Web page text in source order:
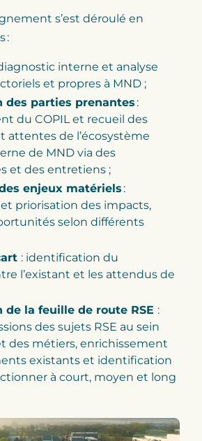
s’est déroulé en
:
interne et analyse
et propres à MND ;
des parties prenantes :
du COPIL et recueil des
attentes de l’écosystème
de MND via des
et des entretiens ;
enjeux matériels :
priorisation des impacts,
selon différents
: identification du
l’existant et les attendus de
de la feuille de route RSE :
des sujets RSE au sein
des métiers, enrichissement
existants et identification
à court, moyen et long